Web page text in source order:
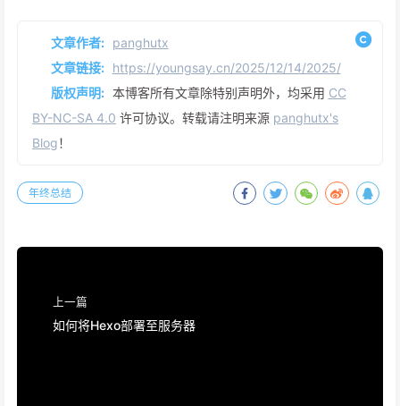
文章作者: panghutx
文章链接: https://youngsay.cn/2025/12/14/2025/
版权声明: 本博客所有文章除特别声明外，均采用 CC
BY-NC-SA 4.0 许可协议。转载请注明来源 panghutx's
Blog！
年终总结
上一篇
如何将Hexo部署至服务器